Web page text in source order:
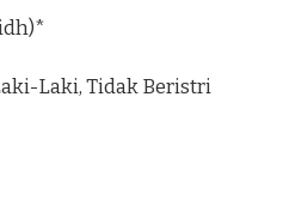
Laki, Tidak Beristri